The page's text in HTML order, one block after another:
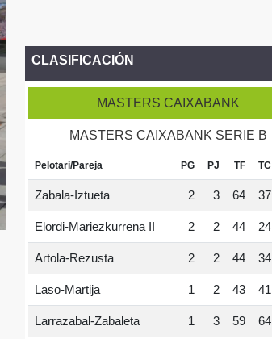
CLASIFICACIÓN
MASTERS CAIXABANK
MASTERS CAIXABANK SERIE B
Pelotari/Pareja PG PJ TF TC
Zabala-Iztueta 2 3 64 37
Elordi-Mariezkurrena II 2 2 44 24
Artola-Rezusta 2 2 44 34
Laso-Martija 1 2 43 41
Larrazabal-Zabaleta 1 3 59 64